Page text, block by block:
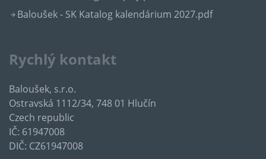
Baloušek - SK Katalog kalendárium 2027.pdf
Rychlý kontakt
Baloušek, s.r.o.
Ostravská 1112/34, 748 01 Hlučín
Czech republic
IČ: 61947008
DIČ: CZ61947008